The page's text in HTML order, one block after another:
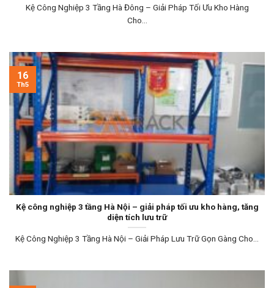
Kệ Công Nghiệp 3 Tầng Hà Đông – Giải Pháp Tối Ưu Kho Hàng
Cho...
Kệ công nghiệp 3 tầng Hà Nội – giải pháp tối ưu kho hàng, tăng
diện tích lưu trữ
Kệ Công Nghiệp 3 Tầng Hà Nội – Giải Pháp Lưu Trữ Gọn Gàng Cho...
16
Th5